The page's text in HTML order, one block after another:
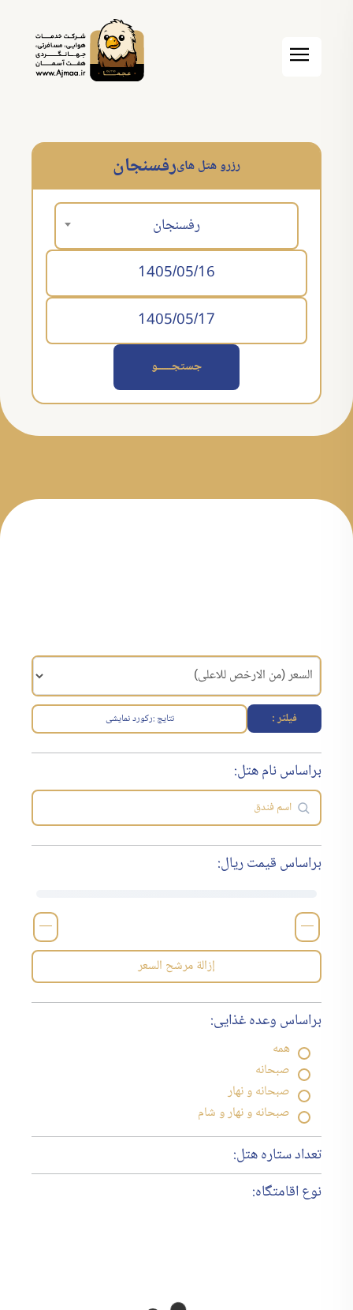
رفسنجانرزرو هتل های
رفسنجان
جستجــــــو
فیلتر : نتایج :رکورد نمایشی
براساس نام هتل:
براساس قیمت ریال:
—
—
إزالة مرشح السعر
براساس وعده غذایی:
همه
صبحانه
صبحانه و نهار
صبحانه و نهار و شام
تعداد ستاره هتل:
نوع اقامتگاه: